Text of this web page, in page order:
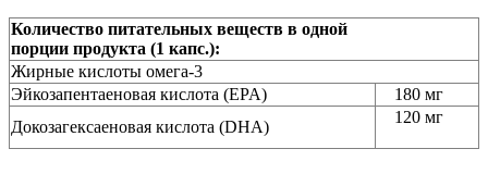
Количество питательных веществ в одной
порции продукта (1 капс.):
Жирные кислоты омега-3
Эйкозапентаеновая кислота (EPA)
180 мг
Докозагексаеновая кислота (DHA)
120 мг